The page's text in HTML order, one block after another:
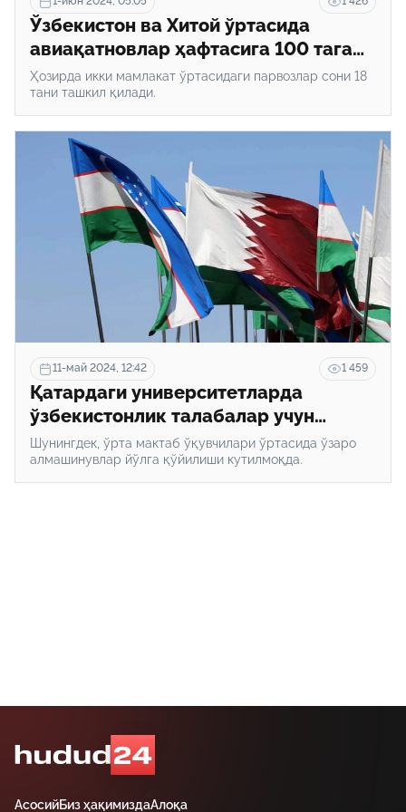
Ўзбекистон ва Хитой ўртасида
авиақатновлар ҳафтасига 100 тага
етказилиши мумкин
Ҳозирда икки мамлакат ўртасидаги парвозлар сони 18
тани ташкил қилади.
11-май 2024, 12:42 1 459
Қатардаги университетларда
ўзбекистонлик талабалар учун
кўпроқ квота ажратилади
Шунингдек, ўрта мактаб ўқувчилари ўртасида ўзаро
алмашинувлар йўлга қўйилиши кутилмоқда.
АсосийБиз ҳақимиздаАлоқа